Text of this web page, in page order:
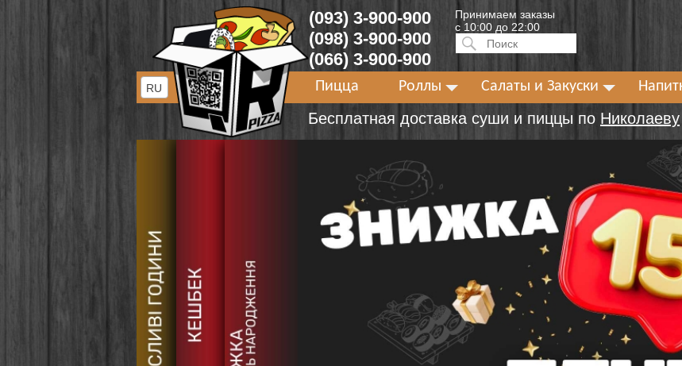
(093) 3-900-900
(098) 3-900-900
(066) 3-900-900
Принимаем заказы
с 10:00 до 22:00
Искать:ПОИСК
Пицца Роллы Салаты и Закуски
Бесплатная доставка суши и пиццы по Николаеву
RU